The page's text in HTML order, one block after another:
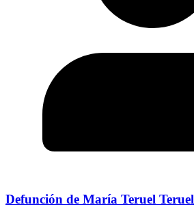
Defunción de María Teruel Teruel